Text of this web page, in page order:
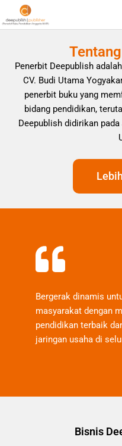
Penerbit Deepublish
CV. Budi Utama
penerbit buku yang
bidang pendidikan,
Deepublish didirikan
Bergerak dinamis
masyarakat dengan
pendidikan terbaik
jaringan usaha di
Bisnis